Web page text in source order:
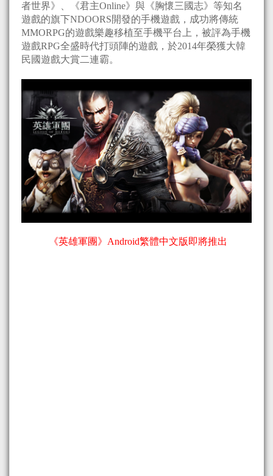
者世界》、《君主Online》與《胸懷三國志》等知名
遊戲的旗下NDOORS開發的手機遊戲，成功將傳統
MMORPG的遊戲樂趣移植至手機平台上，被評為手機
遊戲RPG全盛時代打頭陣的遊戲，於2014年榮獲大韓
民國遊戲大賞二連霸。
《英雄軍團》Android繁體中文版即將推出